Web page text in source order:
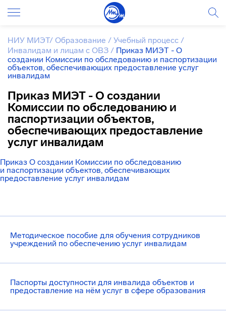
Методическое пособие для обучения сотрудников
учреждений по обеспечению услуг инвалидам
Паспорты доступности для инвалида объектов и
предоставление на нём услуг в сфере образования
НИУ МИЭТ/ Образование / Учебный процесс /
Инвалидам и лицам с ОВЗ / Приказ МИЭТ - О
создании Комиссии по обследованию и паспортизации
объектов, обеспечивающих предоставление услуг
инвалидам
Приказ МИЭТ - О создании
Комиссии по обследованию и
паспортизации объектов,
обеспечивающих предоставление
услуг инвалидам
Приказ О создании Комиссии по обследованию
и паспортизации объектов, обеспечивающих
предоставление услуг инвалидам